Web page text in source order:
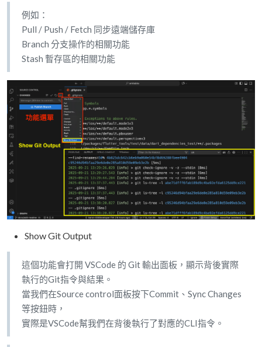
例如：
Pull / Push / Fetch 同步遠端儲存庫
Branch 分支操作的相關功能
Stash 暫存區的相關功能
Show Git Output
這個功能會打開 VSCode 的 Git 輸出面板，顯示背後實際
執行的Git指令與結果。
當我們在Source control面板按下Commit、Sync Changes
等按鈕時，
實際是VSCode幫我們在背後執行了對應的CLI指令。